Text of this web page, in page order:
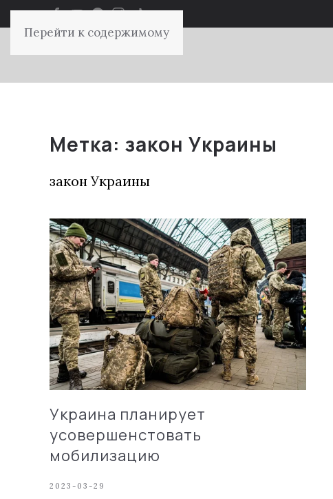
Перейти к содержимому
Метка: закон Украины
закон Украины
Украина планирует
усовершенстовать
мобилизацию
2023-03-29